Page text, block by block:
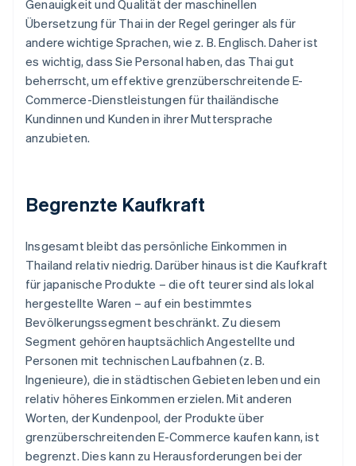
Genauigkeit und Qualität der maschinellen
Übersetzung für Thai in der Regel geringer als für
andere wichtige Sprachen, wie z. B. Englisch. Daher ist
es wichtig, dass Sie Personal haben, das Thai gut
beherrscht, um effektive grenzüberschreitende E-
Commerce-Dienstleistungen für thailändische
Kundinnen und Kunden in ihrer Muttersprache
anzubieten.
Begrenzte Kaufkraft
Insgesamt bleibt das persönliche Einkommen in
Thailand relativ niedrig. Darüber hinaus ist die Kaufkraft
für japanische Produkte – die oft teurer sind als lokal
hergestellte Waren – auf ein bestimmtes
Bevölkerungssegment beschränkt. Zu diesem
Segment gehören hauptsächlich Angestellte und
Personen mit technischen Laufbahnen (z. B.
Ingenieure), die in städtischen Gebieten leben und ein
relativ höheres Einkommen erzielen. Mit anderen
Worten, der Kundenpool, der Produkte über
grenzüberschreitenden E-Commerce kaufen kann, ist
begrenzt. Dies kann zu Herausforderungen bei der